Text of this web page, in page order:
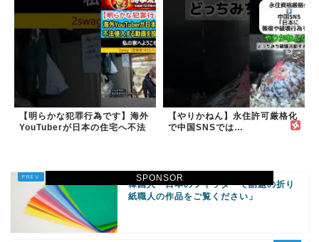
SPONSOR
【明らかな犯罪行為です】海外
YouTuberが日本の住宅へ不法
【やりかねん】永住許可厳格化
で中国SNSでは…
韓国人「日本のツイッターで話題の折り
紙職人の作品をご覧ください」